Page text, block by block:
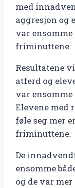
med
aggresjon og
var
friminuttene.
Resultatene
atferd og
var
Elevene med
føle seg mer
friminuttene.
De
ensomme
og de var